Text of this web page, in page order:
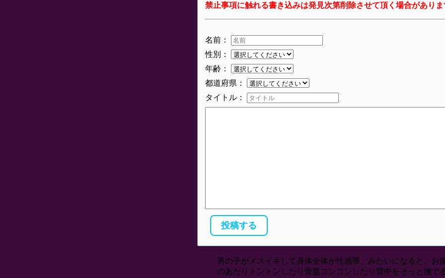
禁止事項に触れる書き込みは発見次第削除させて頂く場合があり
名前：
性別：
年齢：
都道府県：
タイトル：
男の子がメスイキして身体全体が性感帯、みたいになると、お
のあたりトントンしたり骨盤コンコンしたり背中をそっと撫で